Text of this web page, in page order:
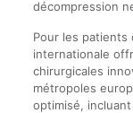
décompression
Pour les
internationale
chirurgicales
métropoles
optimisé,